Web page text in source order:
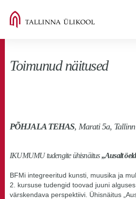
Toimunud näitused
PÕHJALA TEHAS, Marati 5a, Tallinn
IKUMUMU tudengite ühisnäitus„Ausalt
BFMi integreeritud kunsti, muusika ja
2. kursuse tudengid toovad juuni
värskendava perspektiivi. Ühisnäitus